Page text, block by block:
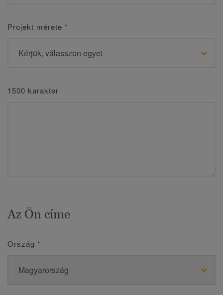
Projekt mérete *
1500 karakter
Az Ön címe
Ország *